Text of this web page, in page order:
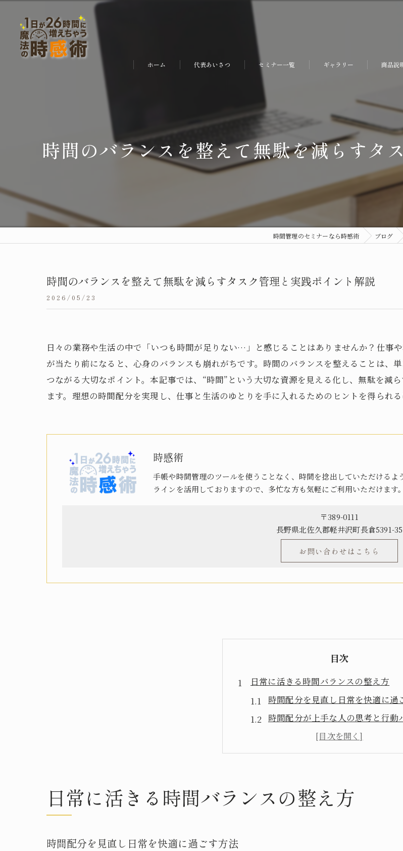
ホーム 代表あいさつ セミナー一覧 ギャラリー 商品説
時間のバランスを整えて無駄を減らすタ
時間管理のセミナーなら時感術 ブログ
時間のバランスを整えて無駄を減らすタスク管理と実践ポイント解説
2026/05/23
日々の業務や生活の中で「いつも時間が足りない…」と感じることはありませんか？仕事
が当たり前になると、心身のバランスも崩れがちです。時間のバランスを整えることは、
つながる大切なポイント。本記事では、“時間”という大切な資源を見える化し、無駄を減
ます。理想の時間配分を実現し、仕事と生活のゆとりを手に入れるためのヒントを得られる
時感術
手帳や時間管理のツールを使うことなく、時間を捻出していただける
ラインを活用しておりますので、多忙な方も気軽にご利用いただけます。
〒389-0111
長野県北佐久郡軽井沢町長倉5391-35
お問い合わせはこちら
目次
日常に活きる時間バランスの整え方
時間配分を見直し日常を快適に過
時間配分が上手な人の思考と行動
時間管理ができない人の特徴と改
タスク時間管理で無駄を省く日常
タスクごとに違う時間配分の秘訣
タスクごとに最適な時間配分を見
日常に活きる時間バランスの整え方
時間配分を見直し日常を快適に過ごす方法